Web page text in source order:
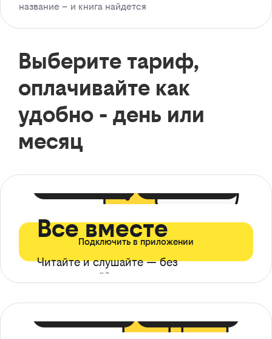
название – и книга найдется
Выберите тариф,
оплачивайте как
удобно - день или
месяц
Все вместе
Читайте и слушайте — без
ограничений*
Подключить в приложении